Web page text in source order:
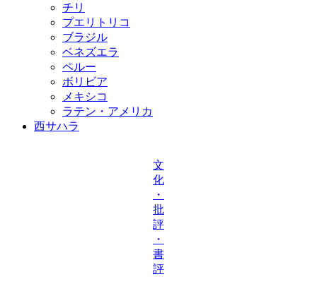
チリ
プエリトリコ
ブラジル
ベネズエラ
ペルー
ボリビア
メキシコ
ラテン・アメリカ
西サハラ
文
化
・
批
評
・
書
評